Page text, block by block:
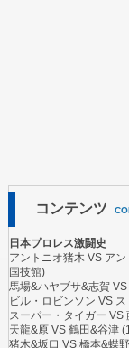
コンテンツ
日本プロレス激闘史
アントニオ猪木 VSアン
国技館)
馬場&ハヤブサ&志賀 VS
ビル・ロビンソン VSス
スーパー・タイガー VS
天龍&原 VS鶴田&谷津
猪木&坂口 VS橋本&蝶野